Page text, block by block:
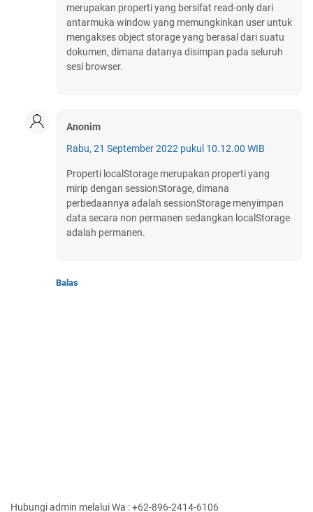
merupakan properti yang bersifat read-only dari
antarmuka window yang memungkinkan user untuk
mengakses object storage yang berasal dari suatu
dokumen, dimana datanya disimpan pada seluruh
sesi browser.
Anonim
Rabu, 21 September 2022 pukul 10.12.00 WIB
Properti localStorage merupakan properti yang
mirip dengan sessionStorage, dimana
perbedaannya adalah sessionStorage menyimpan
data secara non permanen sedangkan localStorage
adalah permanen.
Balas
Hubungi admin melalui Wa : +62-896-2414-6106